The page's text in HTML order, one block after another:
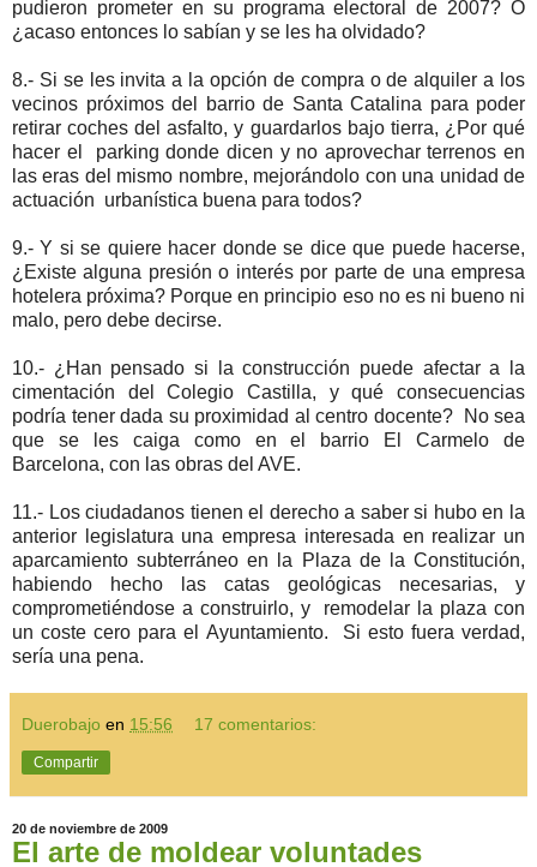
pudieron prometer en su programa electoral de 2007? O
¿acaso entonces lo sabían y se les ha olvidado?
8.- Si se les invita a la opción de compra o de alquiler a los
vecinos próximos del barrio de Santa Catalina para poder
retirar coches del asfalto, y guardarlos bajo tierra, ¿Por qué
hacer el parking donde dicen y no aprovechar terrenos en
las eras del mismo nombre, mejorándolo con una unidad de
actuación urbanística buena para todos?
9.- Y si se quiere hacer donde se dice que puede hacerse,
¿Existe alguna presión o interés por parte de una empresa
hotelera próxima? Porque en principio eso no es ni bueno ni
malo, pero debe decirse.
10.- ¿Han pensado si la construcción puede afectar a la
cimentación del Colegio Castilla, y qué consecuencias
podría tener dada su proximidad al centro docente? No sea
que se les caiga como en el barrio El Carmelo de
Barcelona, con las obras del AVE.
11.- Los ciudadanos tienen el derecho a saber si hubo en la
anterior legislatura una empresa interesada en realizar un
aparcamiento subterráneo en la Plaza de la Constitución,
habiendo hecho las catas geológicas necesarias, y
comprometiéndose a construirlo, y remodelar la plaza con
un coste cero para el Ayuntamiento. Si esto fuera verdad,
sería una pena.
Duerobajo en 15:56 17 comentarios:
Compartir
20 de noviembre de 2009
El arte de moldear voluntades